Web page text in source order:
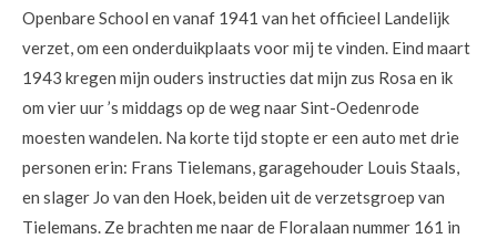
Openbare School en vanaf 1941 van het officieel Landelijk
verzet, om een onderduikplaats voor mij te vinden. Eind maart
1943 kregen mijn ouders instructies dat mijn zus Rosa en ik
om vier uur ’s middags op de weg naar Sint-Oedenrode
moesten wandelen. Na korte tijd stopte er een auto met drie
personen erin: Frans Tielemans, garagehouder Louis Staals,
en slager Jo van den Hoek, beiden uit de verzetsgroep van
Tielemans. Ze brachten me naar de Floralaan nummer 161 in